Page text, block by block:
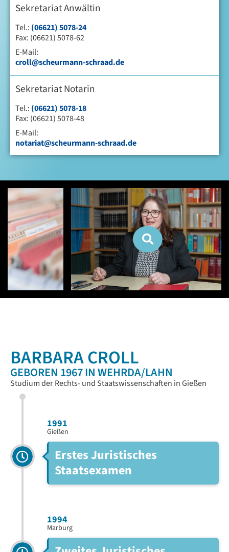
Sekretariat Anwältin
Tel.: (06621) 5078-24
Fax: (06621) 5078-62
E-Mail:
croll@scheurmann-schraad.de
Sekretariat Notarin
Tel.: (06621) 5078-18
Fax: (06621) 5078-48
E-Mail:
notariat@scheurmann-schraad.de
BARBARA CROLL
GEBOREN 1967 IN WEHRDA/LAHN
Studium der Rechts- und Staatswissenschaften in Gießen
1991
Gießen
Erstes Juristisches
Staatsexamen
1994
Marburg